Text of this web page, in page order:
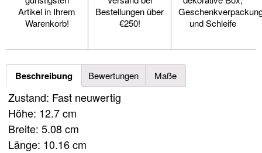
Artikel in Ihrem
Warenkorb!
Bestellungen über
€250!
und Schleife
Beschreibung Bewertungen Maße
Zustand: Fast neuwertig
Höhe: 12.7 cm
Breite: 5.08 cm
Länge: 10.16 cm